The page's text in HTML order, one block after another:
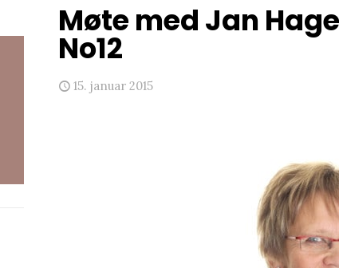
Møte med Jan
No12
15. januar 2015